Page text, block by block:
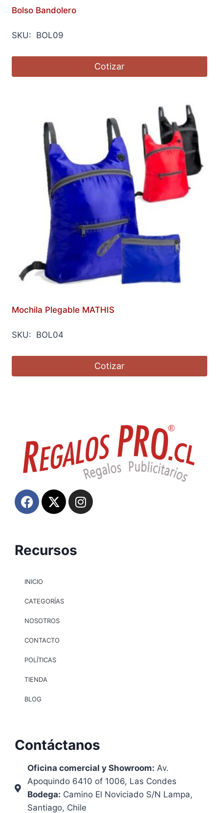
Bolso Bandolero
SKU: BOL09
Cotizar
Mochila Plegable MATHIS
SKU: BOL04
Cotizar
Contáctanos
Oficina comercial y Showroom: Av.
Apoquindo 6410 of 1006, Las Condes
Bodega: Camino El Noviciado S/N Lampa,
Santiago, Chile
Recursos
INICIO
CATEGORÍAS
NOSOTROS
CONTACTO
POLÍTICAS
TIENDA
BLOG